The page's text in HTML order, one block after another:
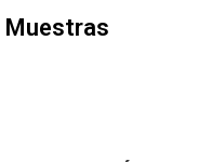
Muestras